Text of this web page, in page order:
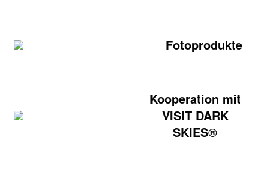
Fotoprodukte
Kooperation mit
VISIT DARK
SKIES®